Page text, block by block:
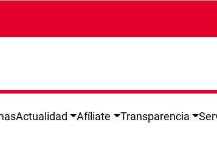
Actualidad Afíliate Transparencia